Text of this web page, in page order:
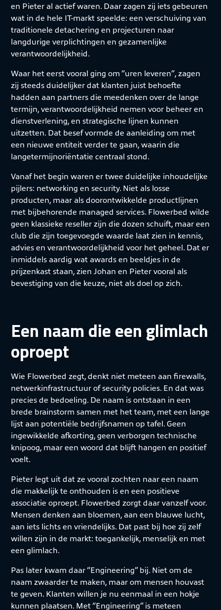
en Pieter al actief waren. Daar zagen zij iets gebeuren
wat in de hele IT-markt speelde: een verschuiving van
traditionele detachering en projecturen naar
langdurige verplichtingen en gezamenlijke
verantwoordelijkheid.
Waar het eerst vooral ging om “uren leveren”, zagen
zij steeds duidelijker dat klanten juist behoefte
hadden aan partners die meedenken over de lange
termijn, verantwoordelijkheid nemen voor beheer en
dienstverlening, en strategische lijnen kunnen
uitzetten. Dat besef vormde de aanleiding om met
een nieuwe entiteit verder te gaan, waarin die
langetermijnoriëntatie centraal stond.
Vanaf het begin waren er twee duidelijke inhoudelijke
pijlers: networking en security. Niet als losse
producten, maar als doorontwikkelde productlijnen
met bijbehorende managed services. Flowerbed wilde
geen klassieke reseller zijn die dozen schuift, maar een
club die zijn toegevoegde waarde laat zien in kennis,
advies en verantwoordelijkheid voor het geheel. Dat er
inmiddels aardig wat awards en beeldjes in de
prijzenkast staan, zien Johan en Pieter vooral als
bevestiging van die keuze, niet als doel op zich.
Een naam die een glimlach
oproept
Wie Flowerbed zegt, denkt niet meteen aan firewalls,
netwerkinfrastructuur of security policies. En dat was
precies de bedoeling. De naam is ontstaan in een
brede brainstorm samen met het team, met een lange
lijst aan potentiële bedrijfsnamen op tafel. Geen
ingewikkelde afkorting, geen verborgen technische
knipoog, maar een woord dat blijft hangen en positief
voelt.
Pieter legt uit dat ze vooral zochten naar een naam
die makkelijk te onthouden is en een positieve
associatie oproept. Flowerbed zorgt daar vanzelf voor.
Mensen denken aan bloemen, aan een blauwe lucht,
aan iets lichts en vriendelijks. Dat past bij hoe zij zelf
willen zijn in de markt: toegankelijk, menselijk en met
een glimlach.
Pas later kwam daar “Engineering” bij. Niet om de
naam zwaarder te maken, maar om mensen houvast
te geven. Klanten willen je nu eenmaal in een hokje
kunnen plaatsen. Met “Engineering” is meteen